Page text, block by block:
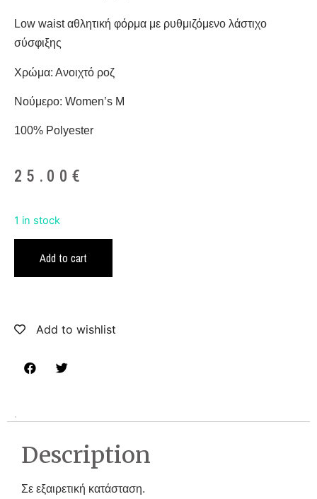
Low waist αθλητική φόρμα με ρυθμιζόμενο λάστιχο
σύσφιξης
Χρώμα: Ανοιχτό ροζ
Νούμερο: Women’s M
100% Polyester
25.00 €
1 in stock
Add to cart
Add to wishlist
Description
Σε εξαιρετική κατάσταση.